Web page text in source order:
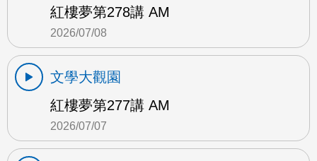
紅樓夢第278講 AM
2026/07/08
文學大觀園
紅樓夢第277講 AM
2026/07/07